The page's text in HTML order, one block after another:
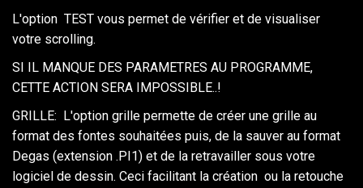
L'option TEST vous permet de vérifier et de visualiser
votre scrolling.
SI IL MANQUE DES PARAMETRES AU PROGRAMME,
CETTE ACTION SERA IMPOSSIBLE..!
GRILLE: L'option grille permette de créer une grille au
format des fontes souhaitées puis, de la sauver au format
Degas (extension .PI1) et de la retravailler sous votre
logiciel de dessin. Ceci facilitant la création ou la retouche